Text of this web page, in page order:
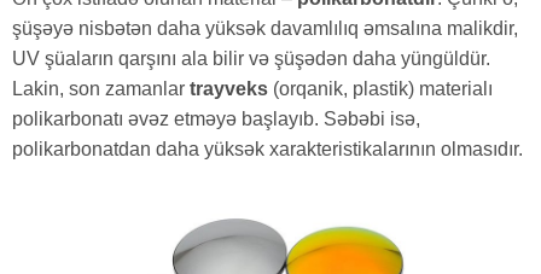
şüşəyə nisbətən daha yüksək davamlılıq əmsalına malikdir,
UV şüaların qarşını ala bilir və şüşədən daha yüngüldür.
Lakin, son zamanlar trayveks (orqanik, plastik) materialı
polikarbonatı əvəz etməyə başlayıb. Səbəbi isə,
polikarbonatdan daha yüksək xarakteristikalarının olmasıdır.